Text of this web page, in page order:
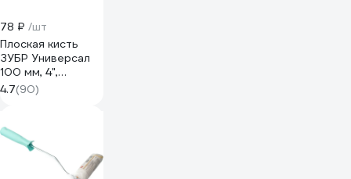
78 ₽ /шт
Плоская кисть
ЗУБР Универсал
100 мм, 4",
светлая
натуральная
100_z01
4.7(90)